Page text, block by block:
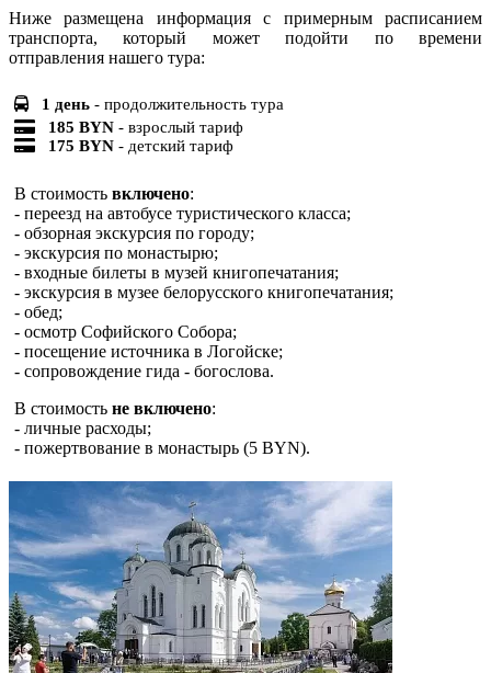
Ниже размещена информация с примерным расписанием
транспорта, который может подойти по времени
отправления нашего тура:
1 день - продолжительность тура
185 BYN - взрослый тариф
175 BYN - детский тариф
В стоимость включено:
- переезд на автобусе туристического класса;
- обзорная экскурсия по городу;
- экскурсия по монастырю;
- входные билеты в музей книгопечатания;
- экскурсия в музее белорусского книгопечатания;
- обед;
- осмотр Софийского Собора;
- посещение источника в Логойске;
- сопровождение гида - богослова.
В стоимость не включено:
- личные расходы;
- пожертвование в монастырь (5 BYN).